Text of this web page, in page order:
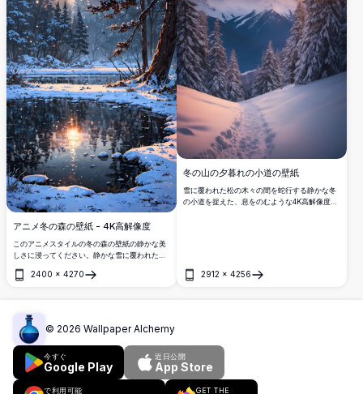
アニメ冬の森の壁紙 - 4K高解像度
このアニメスタイルの冬の森の壁紙の静かな美
しさに浸ってください。静かな雪に覆われた風
ートワークは、穏やかな冬の朝の魔法を捉えて
2400 × 4270
開く
冬の山の夕暮れの小道の壁紙
雪に覆われた松の木々の間を蛇行する静かな冬
の小道を捉えた、息をのむような4K高解像度の
にもたらし、穏やかで絵のように美しい背景に
理想的です。
2912 × 4256
開く
© 2026 Wallpaper Alchemy
今すぐ
Google Play
近日公開
App Store
で利用可能 GET THE